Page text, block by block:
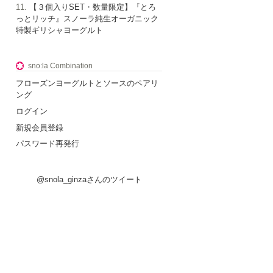
【３個入りSET・数量限定】『とろ
っとリッチ』スノーラ純生オーガニック
特製ギリシャヨーグルト
sno:la Combination
フローズンヨーグルトとソースのペアリ
ング
ログイン
新規会員登録
パスワード再発行
@snola_ginzaさんのツイート